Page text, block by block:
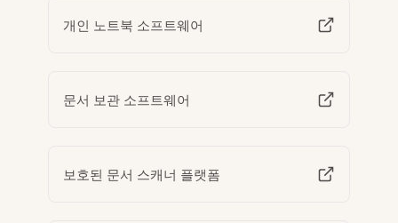
개인 노트북 소프트웨어
문서 보관 소프트웨어
보호된 문서 스캐너 플랫폼